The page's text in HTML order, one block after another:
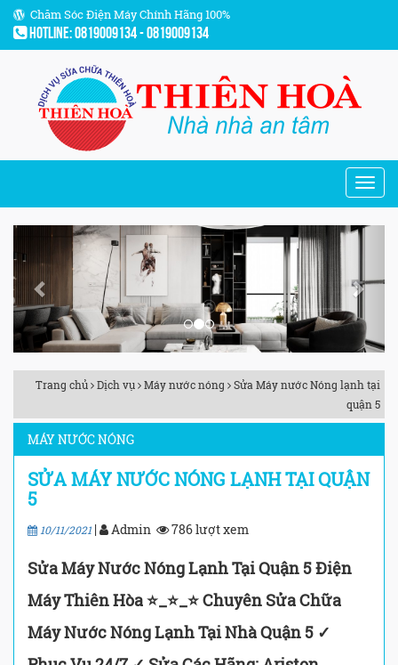
Chăm Sóc Điện Máy Chính Hãng 100%
Hotline: 0819009134 - 0819009134
Previous Next
Trang chủ Dịch vụ Máy nước nóng
Sửa Máy nước Nóng lạnh tại
quận 5
MÁY NƯỚC NÓNG
SỬA MÁY NƯỚC NÓNG LẠNH TẠI QUẬN
5
10/11/2021 | Admin 786 lượt xem
Sửa Máy Nước Nóng Lạnh Tại Quận 5 Điện
Máy Thiên Hòa ⭐_⭐_⭐ Chuyên Sửa Chữa
Máy Nước Nóng Lạnh Tại Nhà Quận 5 ✓